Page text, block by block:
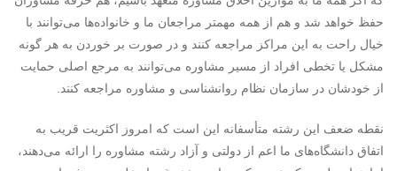
حفظ خواهد شد و هم از همه مهمتر مراجعان ما و خانواده‌ها می‌توانند با
خیال راحت به این مراکز مراجعه کنند و در صورت بر خوردن به هر گونه
مشکل یا تخطی افراد از مسیر مشاوره می‌توانند به مرجع اصلی حمایت
از خودشان در سازمان نظام روانشناسی و مشاوره مراجعه کنند.
نقطه ضعف این رشته متأسفانه این است که امروز اکثریت قریب به
اتفاق دانشگاه‌های ما اعم از دولتی و آزاد رشته مشاوره را ارائه می‌دهند،